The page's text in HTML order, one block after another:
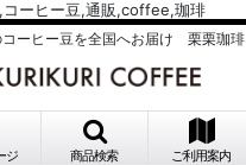
コーヒー豆,通販,coffee,珈琲
コーヒー豆を全国へお届け 栗栗珈琲
ジ 商品検索 ご利用案内